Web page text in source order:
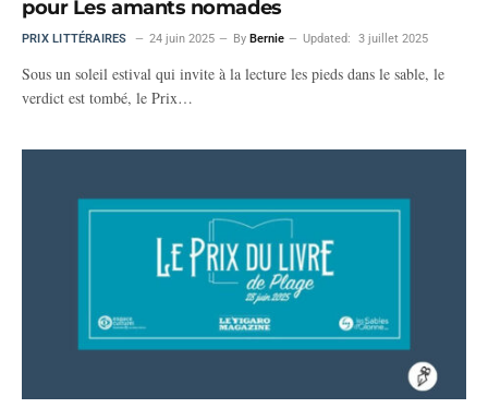
pour Les amants nomades
PRIX LITTÉRAIRES 24 juin 2025 By Bernie Updated: 3 juillet 2025
Sous un soleil estival qui invite à la lecture les pieds dans le sable, le
verdict est tombé, le Prix…